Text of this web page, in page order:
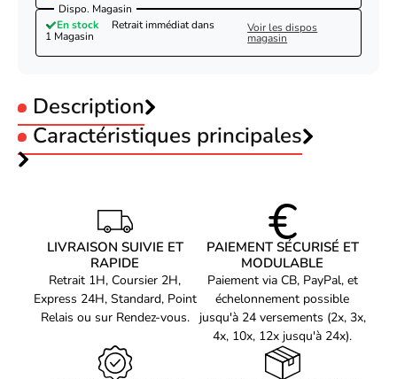
Dispo. Magasin
En stock
Retrait immédiat dans
1 Magasin
Voir les dispos
magasin
Description
WD PURPLE 3To
Caractéristiques principales
Capacité stockage :3To
Mémoire Cache :256 Mo
Référence produit
Référence constructeur
Voir les disque dur 3.5" interne WD
LIVRAISON SUIVIE ET
RAPIDE
Retrait 1H, Coursier 2H,
Express 24H, Standard, Point
Relais ou sur Rendez-vous.
PAIEMENT SÉCURISÉ ET
MODULABLE
Paiement via CB, PayPal, et
échelonnement possible
jusqu'à 24 versements (2x, 3x,
4x, 10x, 12x jusqu'à 24x).